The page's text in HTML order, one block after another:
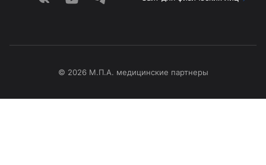
© 2026 М.П.А. медицинские партнеры